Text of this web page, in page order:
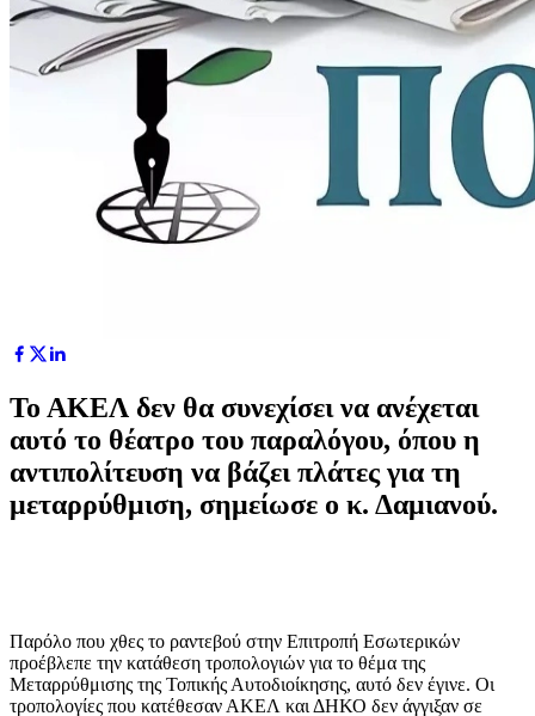
Το ΑΚΕΛ δεν θα συνεχίσει να ανέχεται
αυτό το θέατρο του παραλόγου, όπου η
αντιπολίτευση να βάζει πλάτες για τη
μεταρρύθμιση, σημείωσε ο κ. Δαμιανού.
Παρόλο που χθες το ραντεβού στην Επιτροπή Εσωτερικών
προέβλεπε την κατάθεση τροπολογιών για το θέμα της
Μεταρρύθμισης της Τοπικής Αυτοδιοίκησης, αυτό δεν έγινε. Οι
τροπολογίες που κατέθεσαν ΑΚΕΛ και ΔΗΚΟ δεν άγγιξαν σε